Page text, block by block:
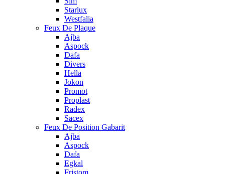
Starlux
Westfalia
Feux De Plaque
Ajba
Aspock
Dafa
Divers
Hella
Jokon
Promot
Proplast
Radex
Sacex
Feux De Position Gabarit
Ajba
Aspock
Dafa
Egkal
Fristom